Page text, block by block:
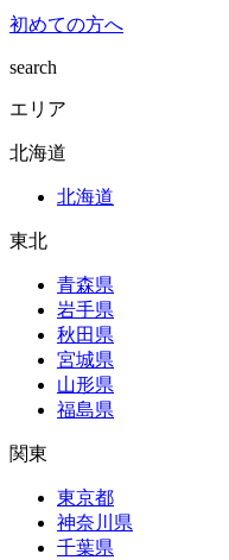
初めての方へ
search
エリア
北海道
北海道
東北
青森県
岩手県
秋田県
宮城県
山形県
福島県
関東
東京都
神奈川県
千葉県